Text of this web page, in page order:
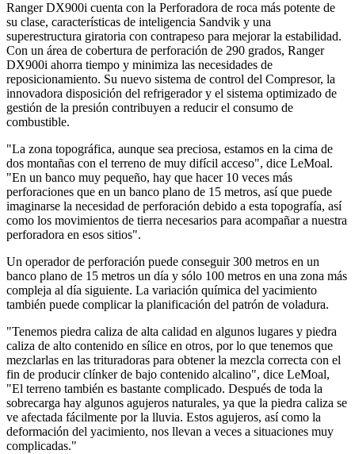
Ranger DX900i cuenta con la Perforadora de roca más potente de
su clase, características de inteligencia Sandvik y una
superestructura giratoria con contrapeso para mejorar la estabilidad.
Con un área de cobertura de perforación de 290 grados, Ranger
DX900i ahorra tiempo y minimiza las necesidades de
reposicionamiento. Su nuevo sistema de control del Compresor, la
innovadora disposición del refrigerador y el sistema optimizado de
gestión de la presión contribuyen a reducir el consumo de
combustible.
"La zona topográfica, aunque sea preciosa, estamos en la cima de
dos montañas con el terreno de muy difícil acceso", dice LeMoal.
"En un banco muy pequeño, hay que hacer 10 veces más
perforaciones que en un banco plano de 15 metros, así que puede
imaginarse la necesidad de perforación debido a esta topografía, así
como los movimientos de tierra necesarios para acompañar a nuestra
perforadora en esos sitios".
Un operador de perforación puede conseguir 300 metros en un
banco plano de 15 metros un día y sólo 100 metros en una zona más
compleja al día siguiente. La variación química del yacimiento
también puede complicar la planificación del patrón de voladura.
"Tenemos piedra caliza de alta calidad en algunos lugares y piedra
caliza de alto contenido en sílice en otros, por lo que tenemos que
mezclarlas en las trituradoras para obtener la mezcla correcta con el
fin de producir clínker de bajo contenido alcalino", dice LeMoal,
"El terreno también es bastante complicado. Después de toda la
sobrecarga hay algunos agujeros naturales, ya que la piedra caliza se
ve afectada fácilmente por la lluvia. Estos agujeros, así como la
deformación del yacimiento, nos llevan a veces a situaciones muy
complicadas."